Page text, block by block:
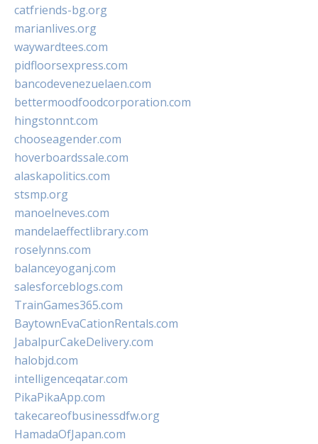
catfriends-bg.org
marianlives.org
waywardtees.com
pidfloorsexpress.com
bancodevenezuelaen.com
bettermoodfoodcorporation.com
hingstonnt.com
chooseagender.com
hoverboardssale.com
alaskapolitics.com
stsmp.org
manoelneves.com
mandelaeffectlibrary.com
roselynns.com
balanceyoganj.com
salesforceblogs.com
TrainGames365.com
BaytownEvaCationRentals.com
JabalpurCakeDelivery.com
halobjd.com
intelligenceqatar.com
PikaPikaApp.com
takecareofbusinessdfw.org
HamadaOfJapan.com